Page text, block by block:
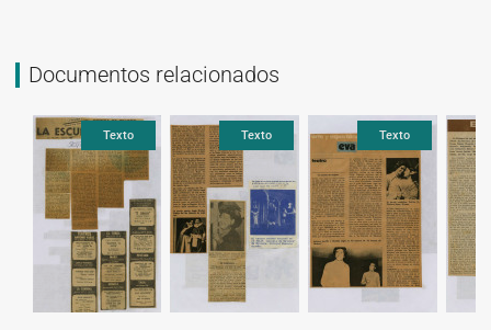
Documentos relacionados
Texto Texto Texto